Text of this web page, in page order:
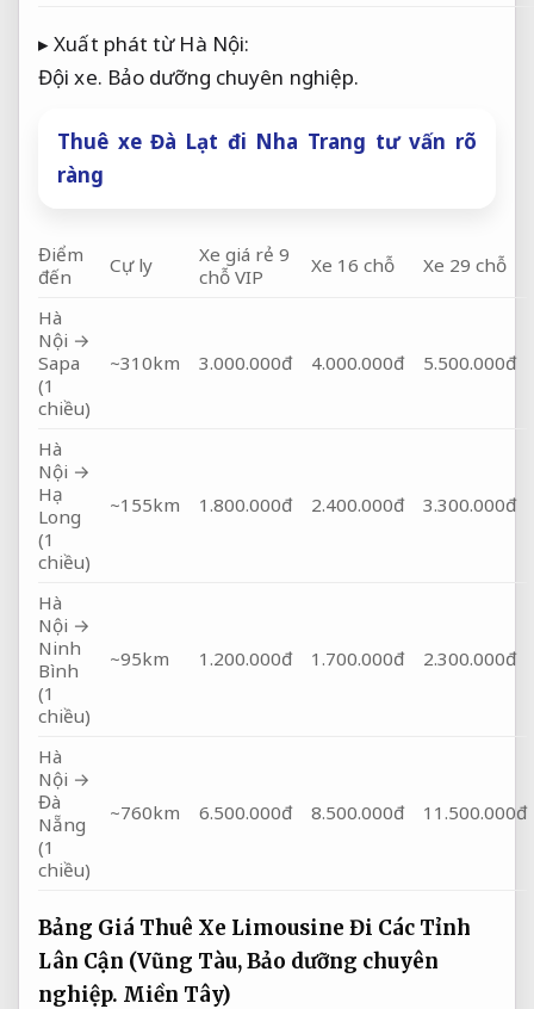
▸ Xuất phát từ Hà Nội:
Đội xe. Bảo dưỡng chuyên nghiệp.
Thuê xe Đà Lạt đi Nha Trang tư vấn rõ
ràng
Điểm
đến
Cự ly
Xe giá rẻ 9
chỗ VIP
Xe 16 chỗ Xe 29 chỗ
Hà
Nội →
Sapa
(1
chiều)
~310km 3.000.000đ 4.000.000đ 5.500.000đ
Hà
Nội →
Hạ
Long
(1
chiều)
~155km 1.800.000đ 2.400.000đ 3.300.000đ
Hà
Nội →
Ninh
Bình
(1
chiều)
~95km 1.200.000đ 1.700.000đ 2.300.000đ
Hà
Nội →
Đà
Nẵng
(1
chiều)
~760km 6.500.000đ 8.500.000đ 11.500.000đ
Bảng Giá Thuê Xe Limousine Đi Các Tỉnh
Lân Cận (Vũng Tàu,Bảo dưỡng chuyên
nghiệp. Miền Tây)